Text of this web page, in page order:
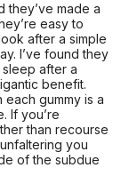
they’ve made a
easy to
after a simple
I’ve found they
after a
benefit.
gummy is a
If you’re
than recourse
you
of the subdue